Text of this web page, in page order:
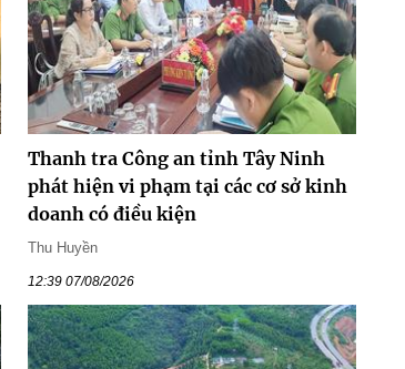
Thanh tra Công an tỉnh Tây Ninh
phát hiện vi phạm tại các cơ sở kinh
doanh có điều kiện
Thu Huyền
12:39 07/08/2026